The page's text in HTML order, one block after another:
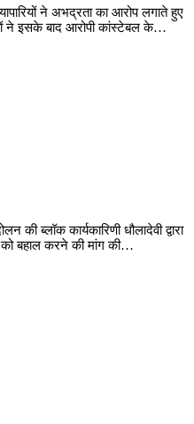
ने अभद्रता का आरोप लगाते हुए
ने इसके बाद आरोपी कांस्टेबल के…
की ब्लॉक कार्यकारिणी धौलादेवी द्वारा
बहाल करने की मांग की…